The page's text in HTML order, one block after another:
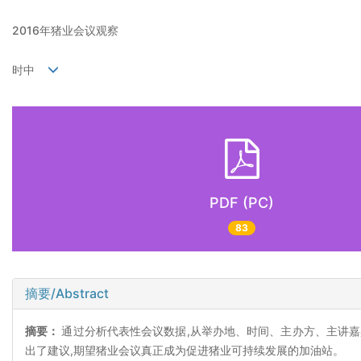
2016年猪业会议观察
时中
PDF (PC)
83
摘要/Abstract
摘要：通过分析代表性会议数据,从举办地、时间、主办方、主讲
出了建议,期望猪业会议真正成为促进猪业可持续发展的加油站。